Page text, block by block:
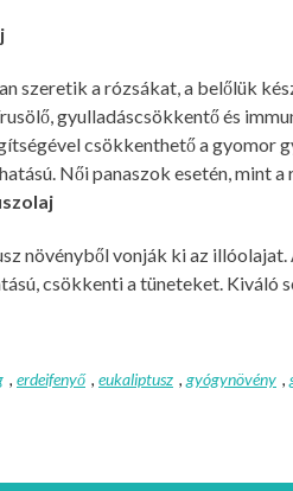
szeretik a rózsákat, a belőlük
gyulladáscsökkentő és
csökkenthető a gyomor
Női panaszok esetén, mint
növényből vonják ki az
csökkenti a tüneteket. Kiváló
, erdeifenyő , eukaliptusz , gyógynövény ,